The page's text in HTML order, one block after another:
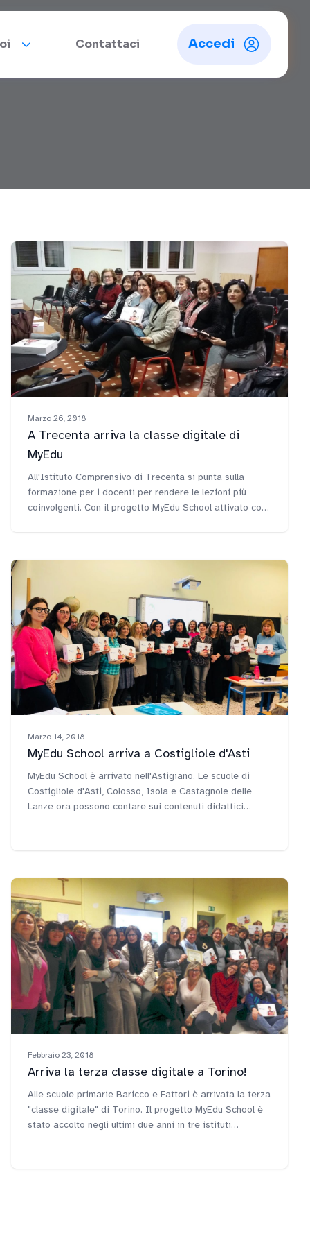
Contattaci Accedi
Marzo 26, 2018
A Trecenta arriva la classe digitale di
MyEdu
All'Istituto Comprensivo di Trecenta si punta sulla
formazione per i docenti per rendere le lezioni più
coinvolgenti. Con il progetto MyEdu School attivato con
completo per fare lezione in modo nuovo.
Marzo 14, 2018
MyEdu School arriva a Costigliole d'Asti
MyEdu School è arrivato nell'Astigiano. Le scuole di
Costigliole d'Asti, Colosso, Isola e Castagnole delle
Lanze ora possono contare sui contenuti didattici
Febbraio 23, 2018
Arriva la terza classe digitale a Torino!
Alle scuole primarie Baricco e Fattori è arrivata la terza
"classe digitale" di Torino. Il progetto MyEdu School è
stato accolto negli ultimi due anni in tre istituti